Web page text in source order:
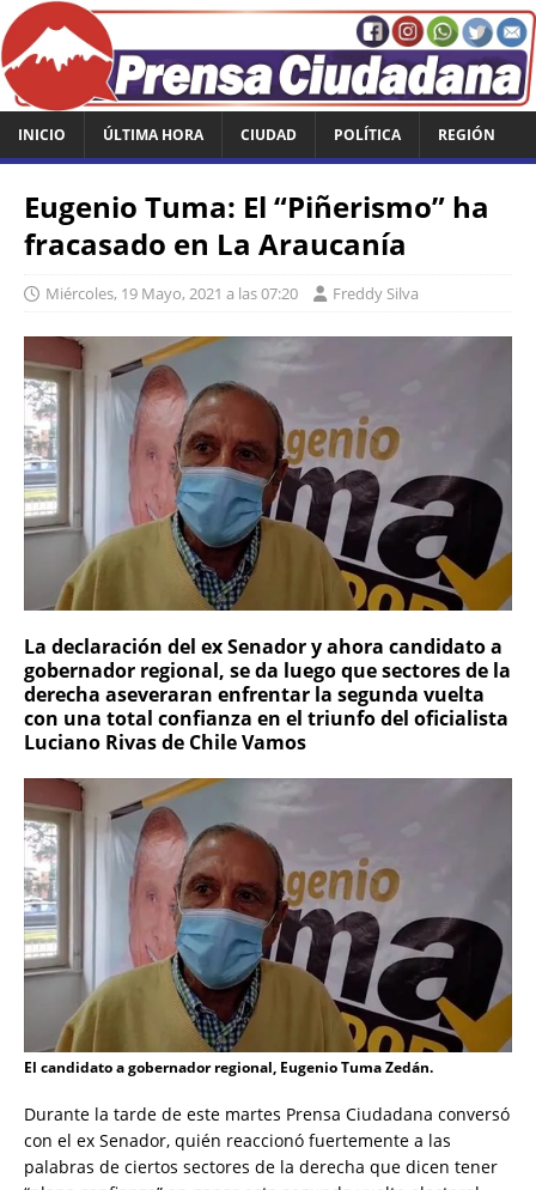
INICIO ÚLTIMA HORA CIUDAD POLÍTICA REGIÓN
Eugenio Tuma: El “Piñerismo” ha
fracasado en La Araucanía
Miércoles, 19 Mayo, 2021 a las 07:20 Freddy Silva
La declaración del ex Senador y ahora candidato a
gobernador regional, se da luego que sectores de la
derecha aseveraran enfrentar la segunda vuelta
con una total confianza en el triunfo del oficialista
Luciano Rivas de Chile Vamos
El candidato a gobernador regional, Eugenio Tuma Zedán.
Durante la tarde de este martes Prensa Ciudadana conversó
con el ex Senador, quién reaccionó fuertemente a las
palabras de ciertos sectores de la derecha que dicen tener